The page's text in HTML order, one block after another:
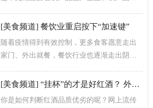
展。通过在农产品生产和流通领域加强净菜...
[美食频道] 餐饮业重启按下“加速键”
随着疫情得到有效控制，更多食客愿意走出
家门、外出就餐，餐饮行业也逐渐走出阴
商圈的餐馆都在有序防控的基础上重新有了...
[美食频道] “挂杯”的才是好红酒？ 外行了！
你是如何判断红酒品质优劣的呢？网上流传